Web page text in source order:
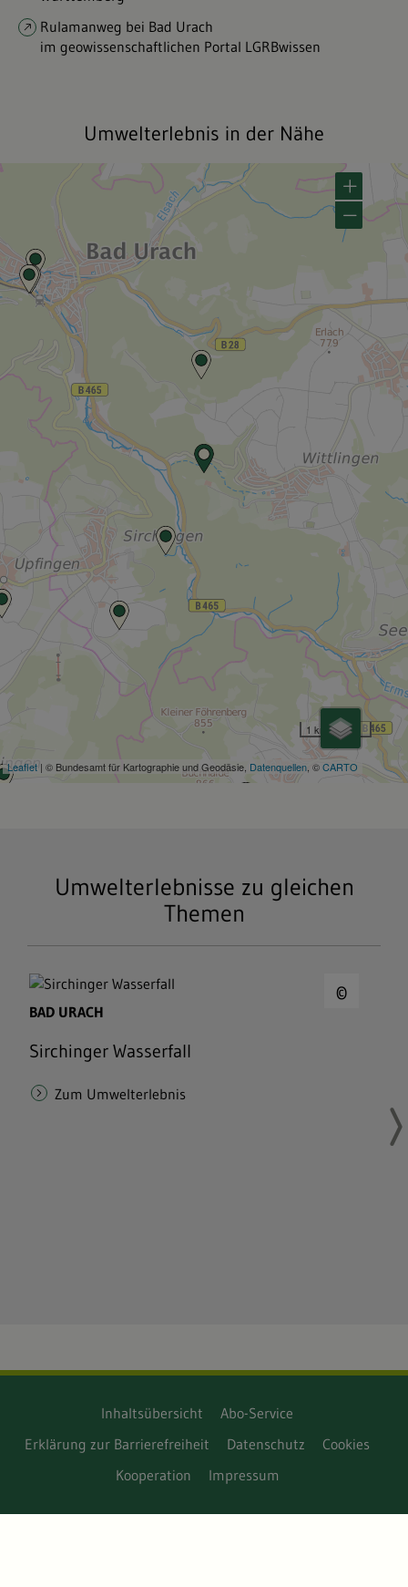
Umwelterlebnis in der Nähe
Inhaltsübersicht
Abo-Service
Erklärung zur Barrierefreiheit
Datenschutz
Cookies
Kooperation
Impressum